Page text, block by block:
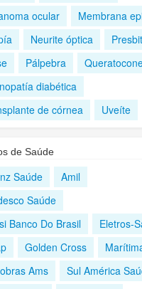
ocular
Membrana
Neurite óptica
Pálpebra
diabética
de córnea
Uveíte
de Saúde
Saúde
Amil
Saúde
Banco Do Brasil
Eletros-
Golden Cross
Ams
Sul América